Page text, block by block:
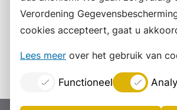
Verordening
cookies accepteert, gaat u
Lees meer over het gebruik van
Functioneel